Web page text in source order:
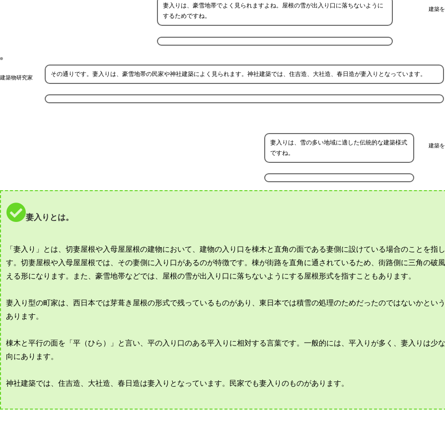
建築
妻入りは、豪雪地帯でよく見られますよね。屋根の雪が出入り口に落ちないように
するためですね。
建築物研究家 その通りです。妻入りは、豪雪地帯の民家や神社建築によく見られます。神社建築では、住吉造、大社造、春日造が妻入りとなっています。
建築
妻入りは、雪の多い地域に適した伝統的な建築様式
ですね。
妻入りとは。
「妻入り」とは、切妻屋根や入母屋屋根の建物において、建物の入り口を棟木と直角の面である妻側に設けている場合のことを指
す。切妻屋根や入母屋屋根では、その妻側に入り口があるのが特徴です。棟が街路を直角に通されているため、街路側に三角の破
える形になります。また、豪雪地帯などでは、屋根の雪が出入り口に落ちないようにする屋根形式を指すこともあります。
妻入り型の町家は、西日本では芽葺き屋根の形式で残っているものがあり、東日本では積雪の処理のためだったのではないかとい
あります。
棟木と平行の面を「平（ひら）」と言い、平の入り口のある平入りに相対する言葉です。一般的には、平入りが多く、妻入りは少
向にあります。
神社建築では、住吉造、大社造、春日造は妻入りとなっています。民家でも妻入りのものがあります。